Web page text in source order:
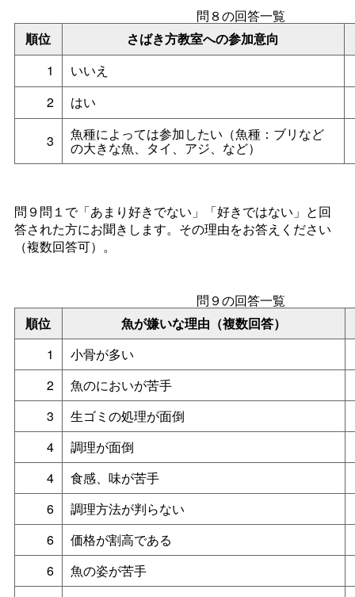
順位 さばき方教室への参加意向
問８の回答一覧
1
いいえ
2
はい
3 魚種によっては参加したい（魚種：ブリなど
の大きな魚、タイ、アジ、など）
問９問１で「あまり好きでない」「好きではない」と回
答された方にお聞きします。その理由をお答えください
（複数回答可）。
順位 魚が嫌いな理由（複数回答）
問９の回答一覧
1
小骨が多い
2
魚のにおいが苦手
3
生ゴミの処理が面倒
4
調理が面倒
4
食感、味が苦手
6
調理方法が判らない
6
価格が割高である
6
魚の姿が苦手